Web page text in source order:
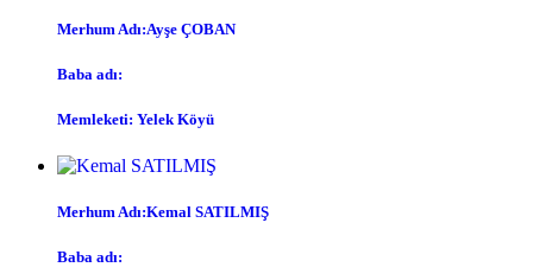
Merhum Adı:Ayşe ÇOBAN
Baba adı:
Memleketi: Yelek Köyü
Merhum Adı:Kemal SATILMIŞ
Baba adı: